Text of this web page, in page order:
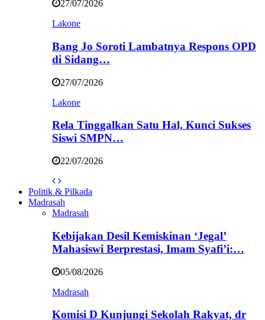
27/07/2026
Lakone
Bang Jo Soroti Lambatnya Respons OPD
di Sidang…
27/07/2026
Lakone
Rela Tinggalkan Satu Hal, Kunci Sukses
Siswi SMPN…
22/07/2026
Politik & Pilkada
Madrasah
Madrasah
Kebijakan Desil Kemiskinan ‘Jegal’
Mahasiswi Berprestasi, Imam Syafi’i:…
05/08/2026
Madrasah
Komisi D Kunjungi Sekolah Rakyat, dr